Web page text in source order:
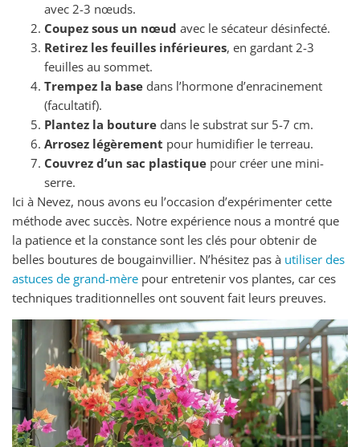
avec 2-3 nœuds.
Coupez sous un nœud avec le sécateur désinfecté.
Retirez les feuilles inférieures, en gardant 2-3
feuilles au sommet.
Trempez la base dans l’hormone d’enracinement
(facultatif).
Plantez la bouture dans le substrat sur 5-7 cm.
Arrosez légèrement pour humidifier le terreau.
Couvrez d’un sac plastique pour créer une mini-
serre.
Ici à Nevez, nous avons eu l’occasion d’expérimenter cette
méthode avec succès. Notre expérience nous a montré que
la patience et la constance sont les clés pour obtenir de
belles boutures de bougainvillier. N’hésitez pas à utiliser des
astuces de grand-mère pour entretenir vos plantes, car ces
techniques traditionnelles ont souvent fait leurs preuves.